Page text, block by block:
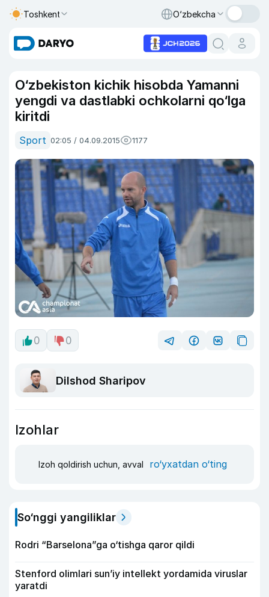
Toshkent O‘zbekcha
O‘zbekiston kichik hisobda Yamanni
yengdi va dastlabki ochkolarni qo‘lga
kiritdi
Sport 02:05 / 04.09.2015 1177
0 0
Dilshod Sharipov
Izohlar
Izoh qoldirish uchun, avval ro‘yxatdan o‘ting
So‘nggi yangiliklar
Rodri “Barselona”ga o‘tishga qaror qildi
Stenford olimlari sun’iy intellekt yordamida viruslar
yaratdi